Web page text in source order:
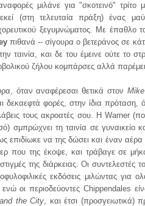
μιλάνε για "σκοτεινό"
εκεί (στη τελευταία πράξη) ένας
ξεγυμνώματος. Με έπαθλο
πιθανά -- σίγουρα ο βετεράνος σε
ταινία, και δε του έμεινε ούτε το
ζήλου κομπάρσες αλλά
όταν αναφέρεσαι θετικά στον Mike
δεκαεφτά φορές, στην ίδια πρόταση,
τους ακροατές σου. Η Warner
σμπρώχνει τη ταινία σε γυναικείο
επιδίωκε να της δώσει και έναν
που της έκοψε, και τράβαγε σε
της διάρκειας. Οι συντελεστές
εκδόσεις μιλώντας για
οι περιοδεύοντες Chippendales
the City, και έτσι (προσγειωτικά)